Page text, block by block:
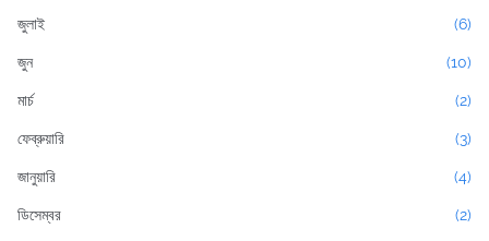
জুলাই (6)
জুন (10)
মার্চ (2)
ফেব্রুয়ারি (3)
জানুয়ারি (4)
ডিসেম্বর (2)